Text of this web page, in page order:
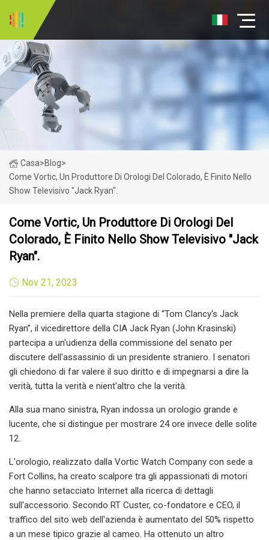
Casa>Blog>
Come Vortic, Un Produttore Di Orologi Del Colorado, È Finito Nello
Show Televisivo "Jack Ryan".
Come Vortic, Un Produttore Di Orologi Del
Colorado, È Finito Nello Show Televisivo "Jack
Ryan".
Nov 21, 2023
Nella premiere della quarta stagione di “Tom Clancy's Jack
Ryan”, il vicedirettore della CIA Jack Ryan (John Krasinski)
partecipa a un'udienza della commissione del senato per
discutere dell'assassinio di un presidente straniero. I senatori
gli chiedono di far valere il suo diritto e di impegnarsi a dire la
verità, tutta la verità e nient'altro che la verità.
Alla sua mano sinistra, Ryan indossa un orologio grande e
lucente, che si distingue per mostrare 24 ore invece delle solite
12.
L'orologio, realizzato dalla Vortic Watch Company con sede a
Fort Collins, ha creato scalpore tra gli appassionati di motori
che hanno setacciato Internet alla ricerca di dettagli
sull'accessorio. Secondo RT Custer, co-fondatore e CEO, il
traffico del sito web dell'azienda è aumentato del 50% rispetto
a un mese tipico grazie al cameo. Ha ottenuto un altro